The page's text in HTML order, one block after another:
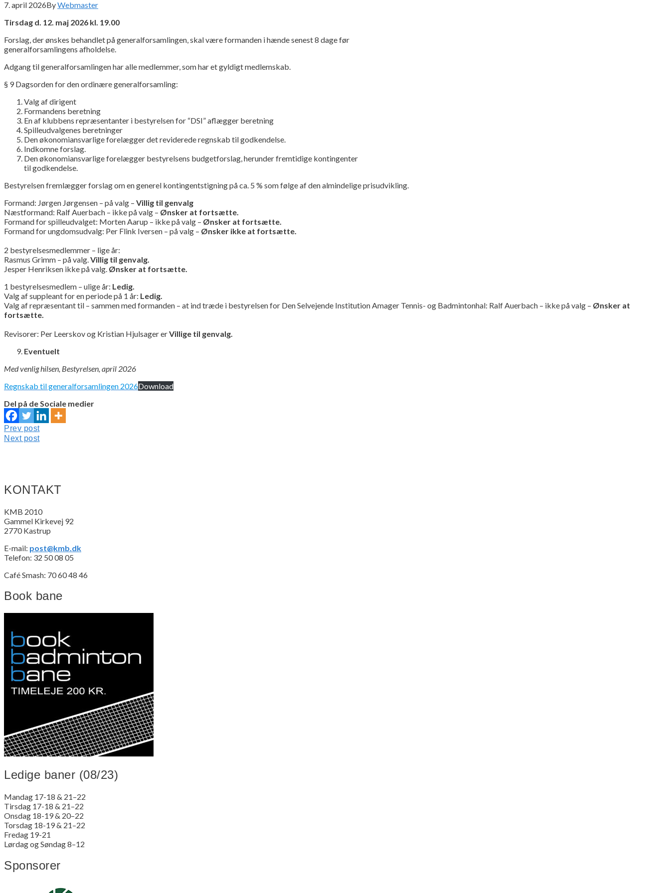
7. april 2026ByWebmaster
Tirsdag d. 12. maj 2026 kl. 19.00
Forslag, der ønskes behandlet på generalforsamlingen, skal være formanden i hænde senest 8 dage før
generalforsamlingens afholdelse.
Adgang til generalforsamlingen har alle medlemmer, som har et gyldigt medlemskab.
§ 9 Dagsorden for den ordinære generalforsamling:
Valg af dirigent
Formandens beretning
En af klubbens repræsentanter i bestyrelsen for “DSI” aflægger beretning
Spilleudvalgenes beretninger
Den økonomiansvarlige forelægger det reviderede regnskab til godkendelse.
Indkomne forslag.
Den økonomiansvarlige forelægger bestyrelsens budgetforslag, herunder fremtidige kontingenter
til godkendelse.
Bestyrelsen fremlægger forslag om en generel kontingentstigning på ca. 5 % som følge af den almindelige prisudvikling.
Formand: Jørgen Jørgensen – på valg – Villig til genvalg
Næstformand: Ralf Auerbach – ikke på valg – Ønsker at fortsætte.
Formand for spilleudvalget: Morten Aarup – ikke på valg – Ønsker at fortsætte.
Formand for ungdomsudvalg: Per Flink Iversen – på valg – Ønsker ikke at fortsætte.
2 bestyrelsesmedlemmer – lige år:
Rasmus Grimm – på valg. Villig til genvalg.
Jesper Henriksen ikke på valg. Ønsker at fortsætte.
1 bestyrelsesmedlem – ulige år: Ledig.
Valg af suppleant for en periode på 1 år: Ledig.
Valg af repræsentant til – sammen med formanden – at ind træde i bestyrelsen for Den Selvejende Institution Amager Tennis- og Badmintonhal: Ralf Auerbach – ikke på valg – Ønsker at
fortsætte.
Revisorer: Per Leerskov og Kristian Hjulsager erVillige til genvalg.
Eventuelt
Med venlig hilsen, Bestyrelsen, april 2026
Regnskab til generalforsamlingen 2026Download
Del på de Sociale medier
Indlægsnavigation
Prev postPrev
post:
Next postNext
KONTAKT
KMB 2010
Gammel Kirkevej 92
2770 Kastrup
E-mail: post@kmb.dk
Telefon: 32 50 08 05
Café Smash: 70 60 48 46
Book bane
Ledige baner (08/23)
Mandag 17-18 & 21–22
Tirsdag 17-18 & 21–22
Onsdag 18-19 & 20–22
Torsdag 18-19 & 21–22
Fredag 19-21
Lørdag og Søndag 8–12
Sponsorer